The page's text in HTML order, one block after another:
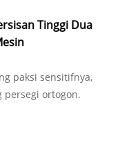
Tinggi Dua
paksi sensitifnya,
persegi ortogon.